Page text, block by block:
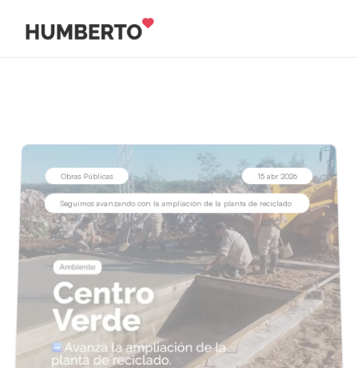
Obras Públicas 15 abr 2026
Seguimos avanzando con la ampliación de la planta de reciclado